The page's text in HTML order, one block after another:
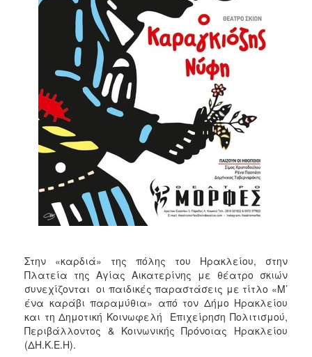
ΠΟΛΙΤΙΣΜΟΣ
ΑΝΘΕΚΤΙΚΗ
Στην «καρδιά» της πόλης του Ηρακλείου, στην
Πλατεία της Αγίας Αικατερίνης με θέατρο σκιών
συνεχίζονται οι παιδικές παραστάσεις με τίτλο «Μ’
ένα καράβι παραμύθια» από τον Δήμο Ηρακλείου
και τη Δημοτική Κοινωφελή Επιχείρηση Πολιτισμού,
Περιβάλλοντος & Κοινωνικής Πρόνοιας Ηρακλείου
(ΔΗ.Κ.Ε.Η).